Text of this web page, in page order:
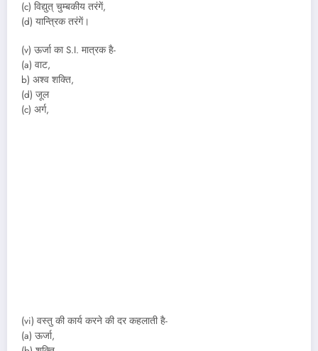
(c) विद्युत् चुम्बकीय तरंगें,
(d) यान्त्रिक तरंगें।
(v) ऊर्जा का S.I. मात्रक है-
(a) वाट,
b) अश्व शक्ति,
(d) जूल
(c) अर्ग,
(vi) वस्तु की कार्य करने की दर कहलाती है-
(a) ऊर्जा,